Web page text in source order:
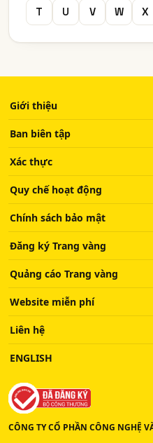
T
U V W X
Giới thiệu
Ban biên tập
Xác thực
Quy chế hoạt động
Chính sách bảo mật
Đăng ký Trang vàng
Quảng cáo Trang vàng
Website miễn phí
Liên hệ
ENGLISH
CÔNG TY CỔ PHẦN CÔNG NGHỆ